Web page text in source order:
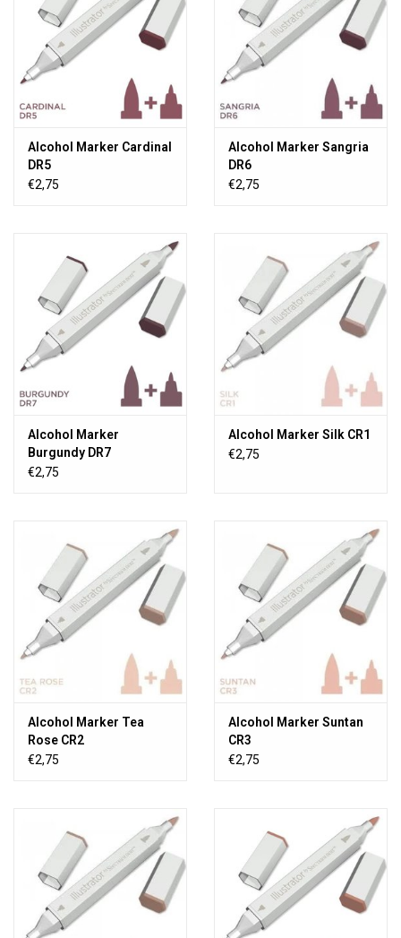
Alcohol Marker Cardinal
DR5
€2,75
Alcohol Marker Sangria
DR6
€2,75
Alcohol Marker
Burgundy DR7
€2,75
Alcohol Marker Silk CR1
€2,75
Alcohol Marker Tea
Rose CR2
€2,75
Alcohol Marker Suntan
CR3
€2,75